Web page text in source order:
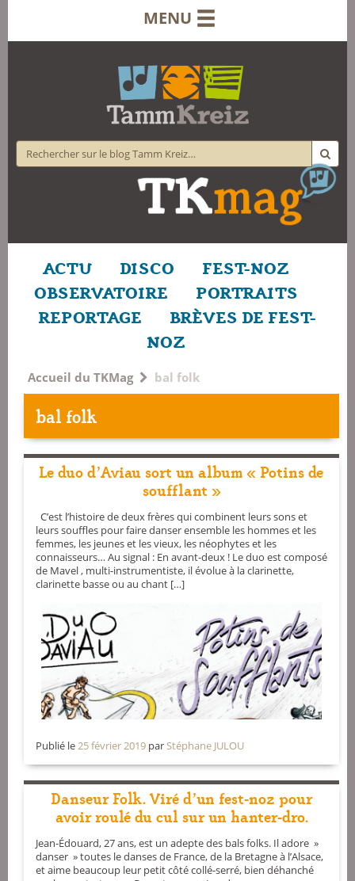
MENU
ACTU DISCO
FEST-NOZ
OBSERVATOIRE
PORTRAITS
REPORTAGE
BRÈVES DE FEST-
NOZ
Accueil du TKMag bal folk
bal folk
Le duo d’Aviau sort un album « Potins de
soufflant »
C’est l’histoire de deux frères qui combinent leurs sons et
leurs souffles pour faire danser ensemble les hommes et les
femmes, les jeunes et les vieux, les néophytes et les
connaisseurs… Au signal : En avant-deux ! Le duo est composé
de Mavel , multi-instrumentiste, il évolue à la clarinette,
clarinette basse ou au chant […]
Publié le25 février 2019 parStéphane JULOU
Danseur Folk. Viré d’un fest-noz pour
avoir roulé du cul sur un hanter-dro.
Jean-Édouard, 27 ans, est un adepte des bals folks. Il adore »
danser » toutes le danses de France, de la Bretagne à l’Alsace,
et aime beaucoup leur petit côté collé-serré, bien déhanché